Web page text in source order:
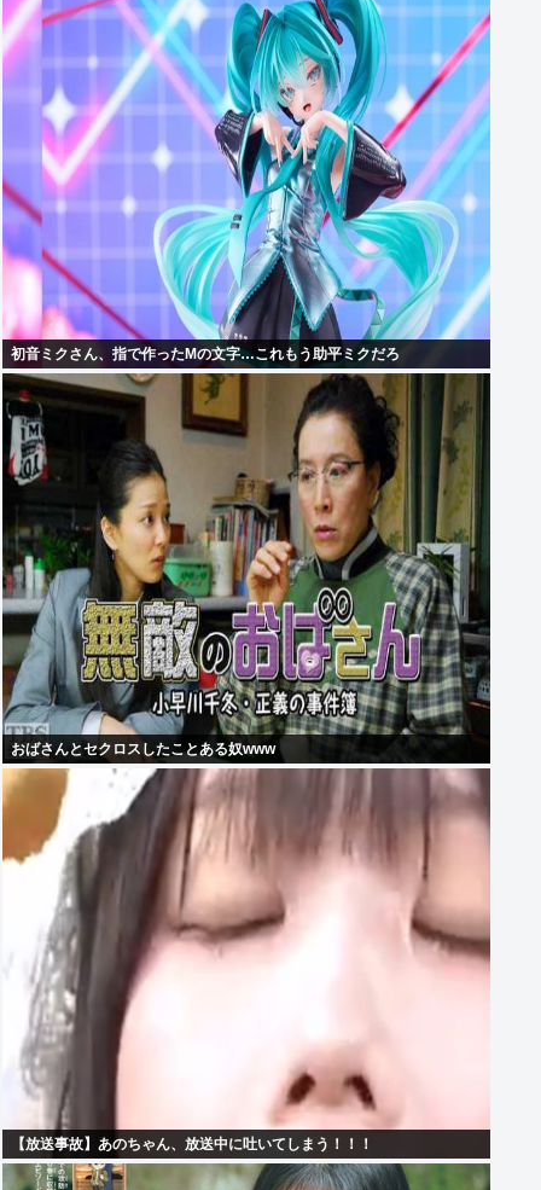
初音ミクさん、指で作ったMの文字…これもう助平ミクだろ
おばさんとセクロスしたことある奴www
【放送事故】あのちゃん、放送中に吐いてしまう！！！